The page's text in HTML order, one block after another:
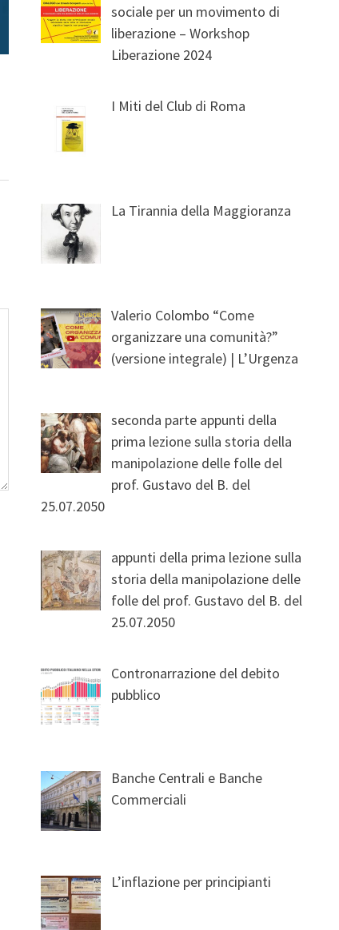
sociale per un movimento di
liberazione – Workshop
Liberazione 2024
I Miti del Club di Roma
La Tirannia della Maggioranza
Valerio Colombo “Come
organizzare una comunità?”
(versione integrale) | L’Urgenza
seconda parte appunti della
prima lezione sulla storia della
manipolazione delle folle del
prof. Gustavo del B. del
25.07.2050
appunti della prima lezione sulla
storia della manipolazione delle
folle del prof. Gustavo del B. del
25.07.2050
Contronarrazione del debito
pubblico
Banche Centrali e Banche
Commerciali
L’inflazione per principianti